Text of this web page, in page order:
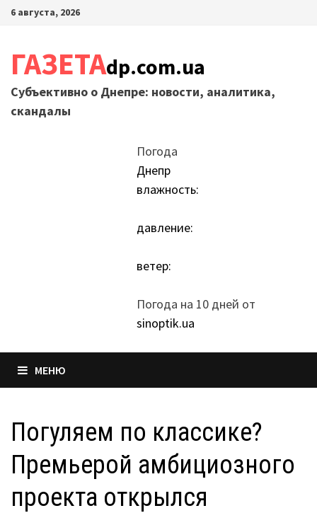
Перейти
6 августа, 2026
ГАЗЕТАdp.com.ua
Субъективно о Днепре: новости, аналитика,
скандалы
Погода
Днепр
влажность:
давление:
ветер:
Погода на 10 дней от
sinoptik.ua
МЕНЮ
Погуляем по классике?
Премьерой амбициозного
проекта открылся